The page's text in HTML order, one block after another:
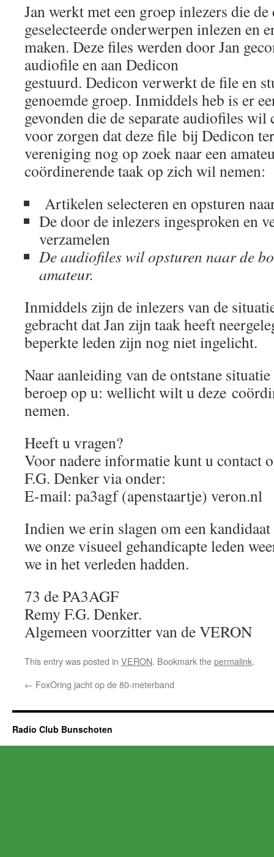
Jan werkt met een groep inlezers die
geselecteerde onderwerpen inlezen en
maken. Deze files werden door Jan
audiofile en aan Dedicon
gestuurd. Dedicon verwerkt de file en
genoemde groep. Inmiddels heb is er
gevonden die de separate audiofiles
voor zorgen dat deze file bij Dedicon
vereniging nog op zoek naar een
coördinerende taak op zich wil nemen:
Artikelen selecteren en opsturen
De door de inlezers ingesproken en
verzamelen
De audiofiles wil opsturen naar de
amateur.
Inmiddels zijn de inlezers van de
gebracht dat Jan zijn taak heeft
beperkte leden zijn nog niet ingelicht.
Naar aanleiding van de ontstane
beroep op u: wellicht wilt u deze
nemen.
Heeft u vragen?
Voor nadere informatie kunt u contact
F.G. Denker via onder:
E-mail: pa3agf (apenstaartje) veron.nl
Indien we erin slagen om een
we onze visueel gehandicapte leden
we in het verleden hadden.
73 de PA3AGF
Remy F.G. Denker.
Algemeen voorzitter van de VERON
This entry was posted in VERON. Bookmark thepermalink.
← FoxOring jacht op de 80-meterband
Radio Club Bunschoten